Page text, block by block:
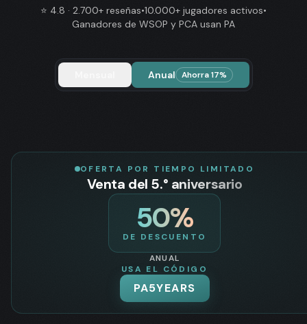
⭐ 4.8 · 2.700+ reseñas•10.000+ jugadores activos•
Ganadores de WSOP y PCA usan PA
Anual Ahorra 17%
50%
DE DESCUENTO
ANUAL
OFERTA POR TIEMPO LIMITADO
Venta del 5.° aniversario
USA EL CÓDIGO
PA5YEARS